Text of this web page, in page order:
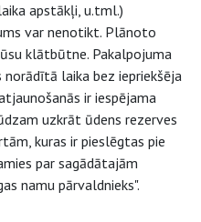
apstākļi, u.tml.)
var nenotikt. Plānoto
klātbūtne. Pakalpojuma
laika bez iepriekšēja
ir iespējama
uzkrāt ūdens rezerves
kuras ir pieslēgtas pie
par sagādātajām
namu pārvaldnieks".